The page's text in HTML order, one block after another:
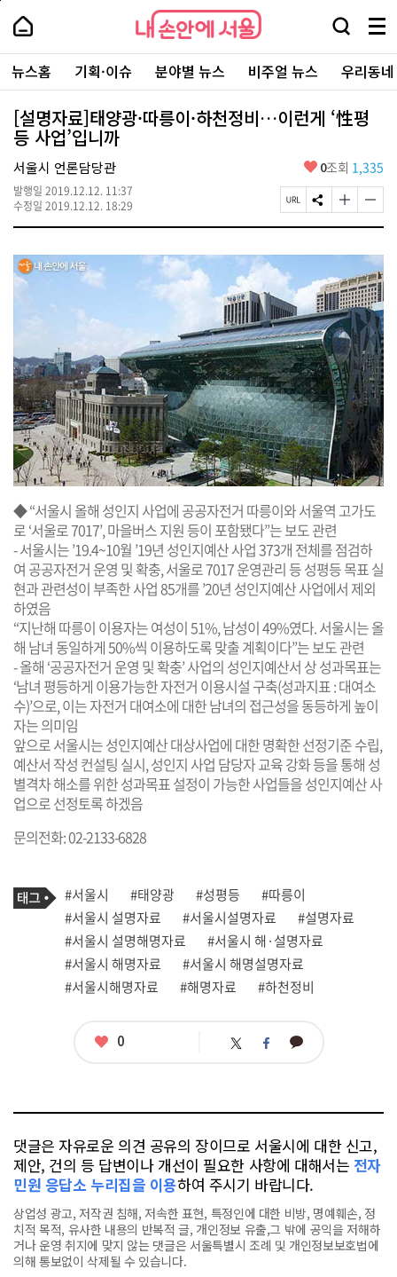
본
로
가
내
손
안
에
서
울
-
서
울
시
대
표
소
통
포
내
손
에
울
검
창
열
기
메
뉴
전
체
보
주
요
서
뉴스홈 기획·이슈 분야별 뉴스 비주얼 뉴스 우리동
[설명자료]태양광·따릉이·하천정비…이런게 ‘性평
등 사업’입니까
서울시 언론담당관
발행일 2019.12.12. 11:37
수정일 2019.12.12. 18:29
좋
요
0조회 1,335
페
이
U
복
사
S
N
공
하
기
글
자
기
게
변
경
하
기
글
자
기
작
게
변
경
하
기
◆ “서울시 올해 성인지 사업에 공공자전거 따릉이와 서울역 고가도
로 ‘서울로 7017’, 마을버스 지원 등이 포함됐다”는 보도 관련
- 서울시는 ’19.4~10월 ’19년 성인지예산 사업 373개 전체를 점검하
여 공공자전거 운영 및 확충, 서울로 7017 운영관리 등 성평등 목표 실
현과 관련성이 부족한 사업 85개를 ’20년 성인지예산 사업에서 제외
하였음
“지난해 따릉이 이용자는 여성이 51%, 남성이 49%였다. 서울시는 올
해 남녀 동일하게 50%씩 이용하도록 맞출 계획이다”는 보도 관련
- 올해 ‘공공자전거 운영 및 확충’ 사업의 성인지예산서 상 성과목표는
‘남녀 평등하게 이용가능한 자전거 이용시설 구축(성과지표 : 대여소
수)’으로, 이는 자전거 대여소에 대한 남녀의 접근성을 동등하게 높이
자는 의미임
앞으로 서울시는 성인지예산 대상사업에 대한 명확한 선정기준 수립,
예산서 작성 컨설팅 실시, 성인지 사업 담당자 교육 강화 등을 통해 성
별격차 해소를 위한 성과목표 설정이 가능한 사업들을 성인지예산 사
업으로 선정토록 하겠음
문의전화: 02-2133-6828
기
사
관
련
태
그
태
그
#서울시 #태양광 #성평등
#따릉이
#서울시 설명자료
#서울시설명자료
#설명자료
#서울시 설명해명자료
#서울시 해·설명자료
#서울시 해명자료
#서울시 해명설명자료
#서울시해명자료
#해명자료 #하천정비
좋
0 트 페 카
댓글은 자유로운 의견 공유의 장이므로 서울시에 대한 신고,
제안, 건의 등 답변이나 개선이 필요한 사항에 대해서는 전자
민원 응답소 누리집을 이용하여 주시기 바랍니다.
상업성 광고, 저작권 침해, 저속한 표현, 특정인에 대한 비방, 명예훼손, 정
치적 목적, 유사한 내용의 반복적 글, 개인정보 유출,그 밖에 공익을 저해하
거나 운영 취지에 맞지 않는 댓글은 서울특별시 조례 및 개인정보보호법에
의해 통보없이 삭제될 수 있습니다.
페
상
단
로